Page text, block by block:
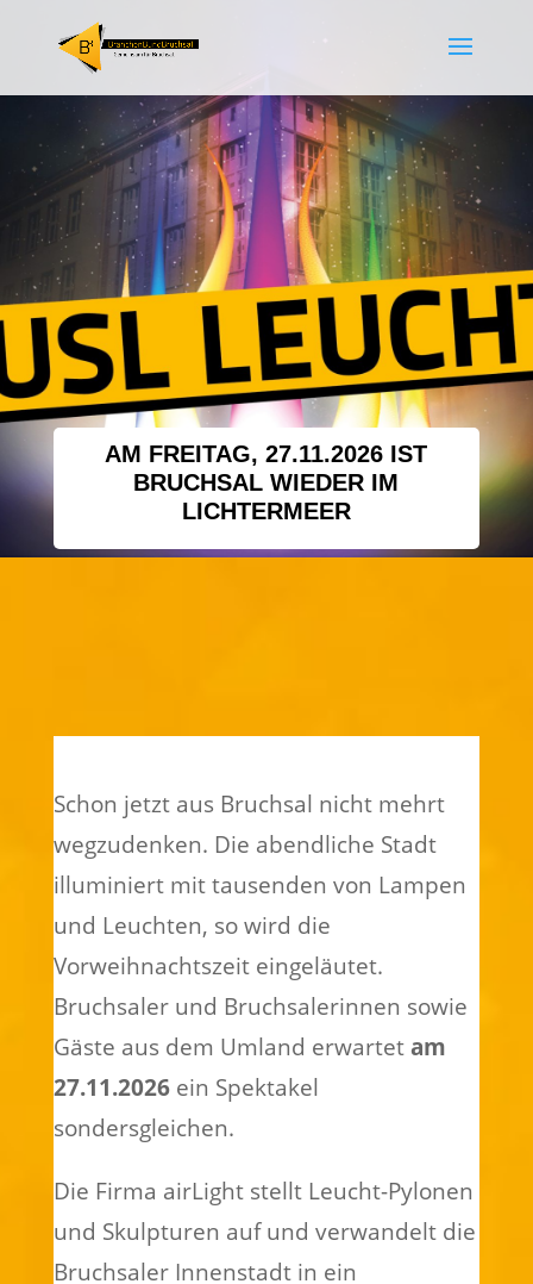
AM FREITAG, 27.11.2026 IST
BRUCHSAL WIEDER IM
LICHTERMEER
Schon jetzt aus Bruchsal nicht mehrt
wegzudenken. Die abendliche Stadt
illuminiert mit tausenden von Lampen
und Leuchten, so wird die
Vorweihnachtszeit eingeläutet.
Bruchsaler und Bruchsalerinnen sowie
Gäste aus dem Umland erwartetam
27.11.2026ein Spektakel
sondersgleichen.
Die Firma airLight stellt Leucht-Pylonen
und Skulpturen auf und verwandelt die
Bruchsaler Innenstadt in ein